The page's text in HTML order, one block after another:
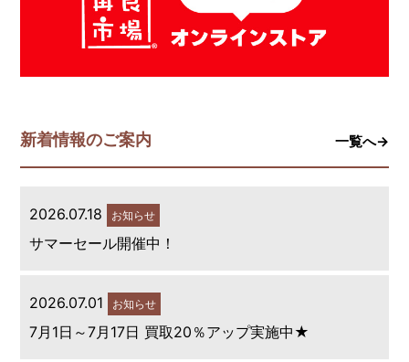
新着情報のご案内 一覧へ→
2026.07.18 お知らせ
サマーセール開催中！
2026.07.01 お知らせ
7月1日～7月17日 買取20％アップ実施中★